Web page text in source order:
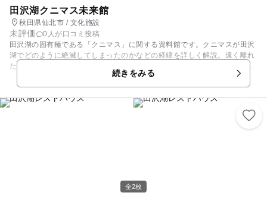
みつを使い、まろやかな仕上がりに！ ●敷地内には、300種類以上のはち
みつ商品が並ぶはちみつ専門店『山のはちみつ屋』もあります。 ご家族で
お土産選びや飲食もゆっくり楽しむことができます。 ●遠くて来れない方
も大丈夫！自社サイトで通信販売もあり、全国お取り寄せOK！
田沢湖クニマス未来館
秋田県仙北市 / 文化施設
未評価
0人が口コミ投稿
田沢湖の固有種である「クニマス」に関する資料館です。クニマスが田沢
湖でどのように絶滅してしまったのかなどの経緯を詳しく解説。遠く離れ
た山梨県の西湖で発見された「奇跡の魚 クニマス」の飼育と展示も行っ
ッタリな商品も販売。旅の思い出にいかがでしょうか。また、施設は田沢
湖岸沿いに建っており、館内からは美しい田沢湖の姿を一望できるので、
のんびり景色を眺めるのもおすすめです。
続きをみる
全2枚